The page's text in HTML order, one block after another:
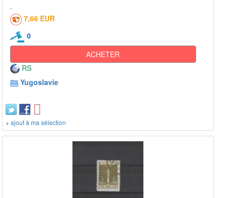
7,66 EUR
0
ACHETER
RS
Yugoslavie
+ ajout à ma sélection